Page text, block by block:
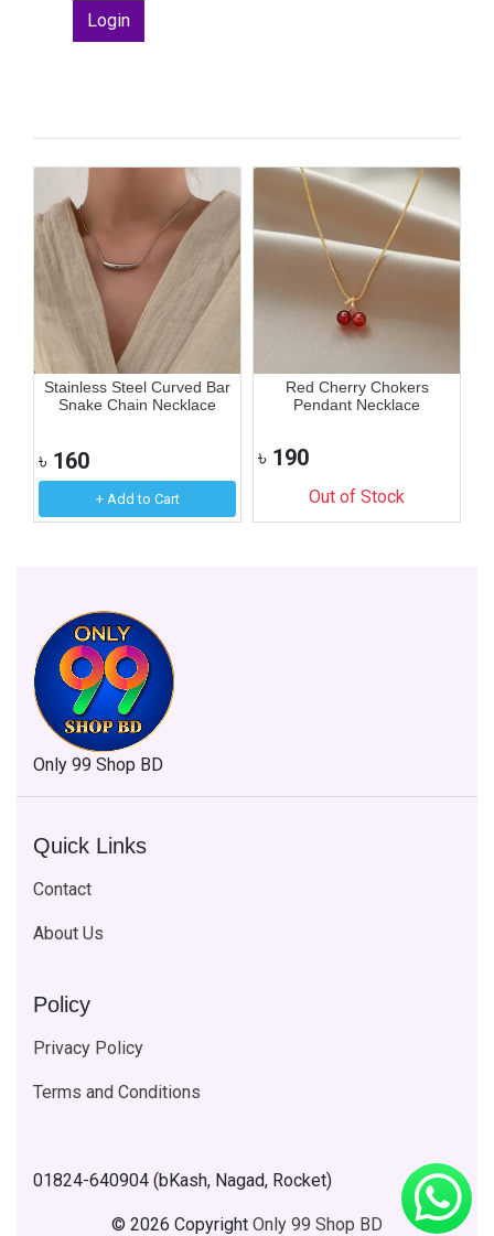
Login
Stainless Steel Curved Bar
Snake Chain Necklace
৳ 160
+ Add to Cart
Red Cherry Chokers
Pendant Necklace
৳ 190
Out of Stock
Only 99 Shop BD
Quick Links
Contact
About Us
Policy
Privacy Policy
Terms and Conditions
01824-640904 (bKash, Nagad, Rocket)
© 2026 Copyright Only 99 Shop BD